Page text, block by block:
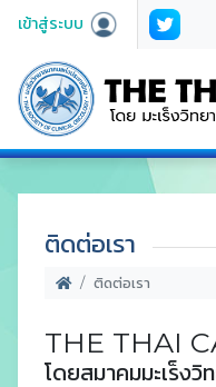
เข้าสู่ระบบ
ติดต่อเรา
ติดต่อเรา
THE THAI
โดยสมาคมมะเร็งวิ